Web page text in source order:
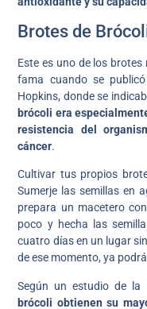
Brotes de
Este es uno de los
fama cuando se
Hopkins, donde se
brócoli era
resistencia del
cáncer.
Cultivar tus propios
Sumerje las semillas en
prepara un macetero
poco y hecha las
cuatro días en un lugar
de ese momento, ya
Según un estudio de la
brócoli obtienen su